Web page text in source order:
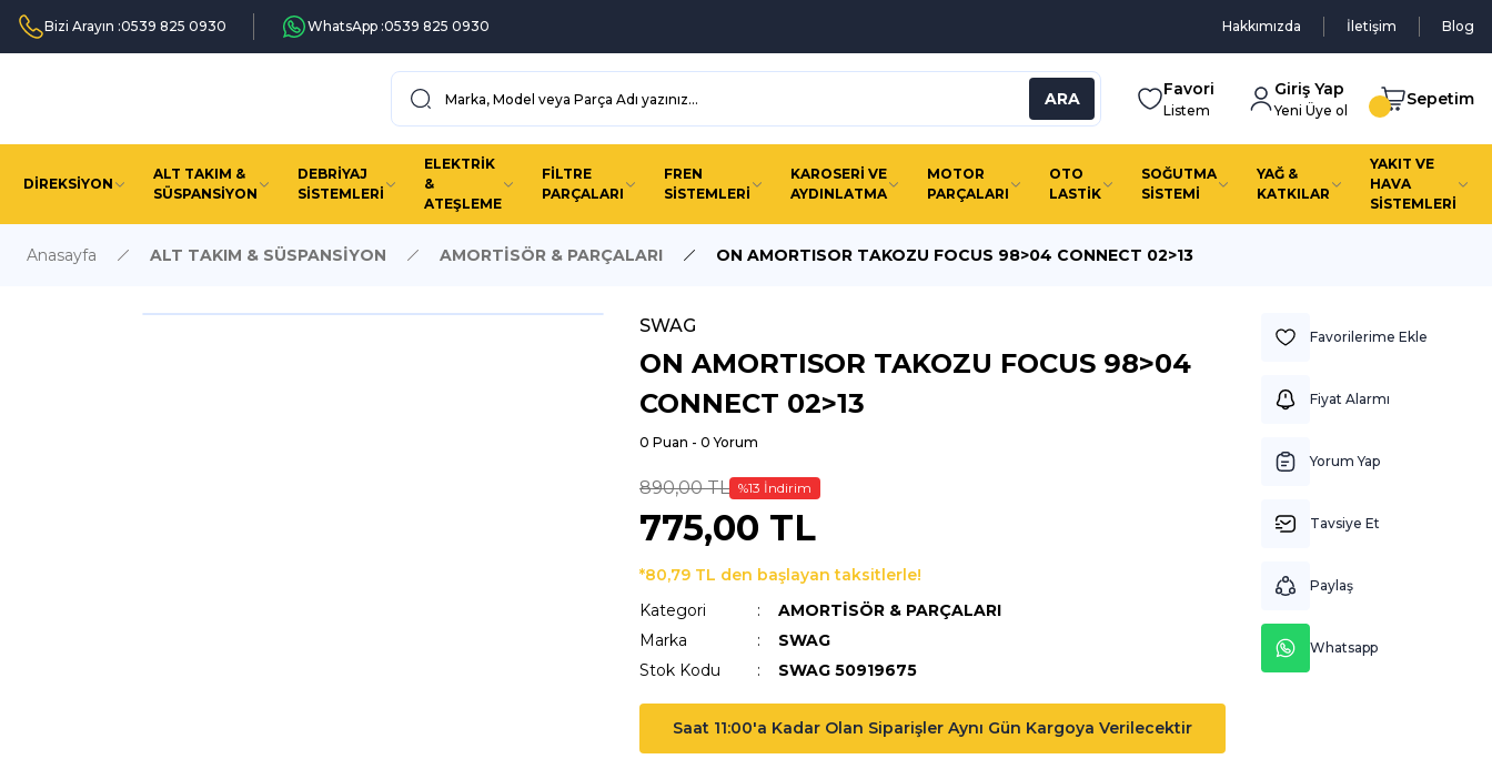
Bizi Arayın :0539 825 0930 WhatsApp :0539 825 0930 Hakkımızda İletişim Blog
ARA Favori
Listem
Giriş Yap
Yeni Üye ol
Sepetim
DİREKSİYON
ALT TAKIM &
SÜSPANSİYON
DEBRİYAJ
SİSTEMLERİ
ELEKTRİK
&
ATEŞLEME
FİLTRE
PARÇALARI
FREN
SİSTEMLERİ
KAROSERİ VE
AYDINLATMA
MOTOR
PARÇALARI
OTO
LASTİK
SOĞUTMA
SİSTEMİ
YAĞ &
KATKILAR
YAKIT VE
HAVA
SİSTEMLERİ
Anasayfa ALT TAKIM & SÜSPANSİYON AMORTİSÖR & PARÇALARI ON AMORTISOR TAKOZU FOCUS 98>04 CONNECT 02>13
SWAG
ON AMORTISOR TAKOZU FOCUS 98>04
CONNECT 02>13
0 Puan - 0 Yorum
890,00 TL %13 İndirim
775,00 TL
*80,79 TL den başlayan taksitlerle!
Kategori
AMORTİSÖR & PARÇALARI
Marka
SWAG
Stok Kodu
SWAG 50919675
Saat 11:00'a Kadar Olan Siparişler Aynı Gün Kargoya Verilecektir
Fiyat Alarmı
Yorum Yap
Tavsiye Et
Paylaş
Whatsapp